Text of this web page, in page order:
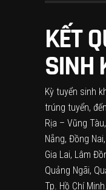
KẾT
SINH
Kỳ tuyển sinh
trúng tuyển,
Rịa – Vũng
Nẵng, Đồng
Gia Lai, Lâm
Quảng Ngãi,
Tp. Hồ Chí Minh.